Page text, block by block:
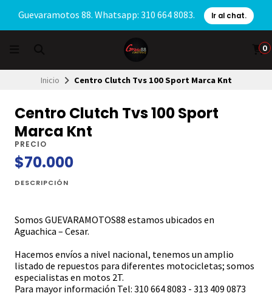
Guevaramotos 88. Whatsapp: 310 664 8083. Ir al chat.
0
Inicio Centro Clutch Tvs 100 Sport Marca Knt
Centro Clutch Tvs 100 Sport
Marca Knt
PRECIO
$70.000
DESCRIPCIÓN
Somos GUEVARAMOTOS88 estamos ubicados en
Aguachica – Cesar.
Hacemos envíos a nivel nacional, tenemos un amplio
listado de repuestos para diferentes motocicletas; somos
especialistas en motos 2T.
Para mayor información Tel: 310 664 8083 - 313 409 0873